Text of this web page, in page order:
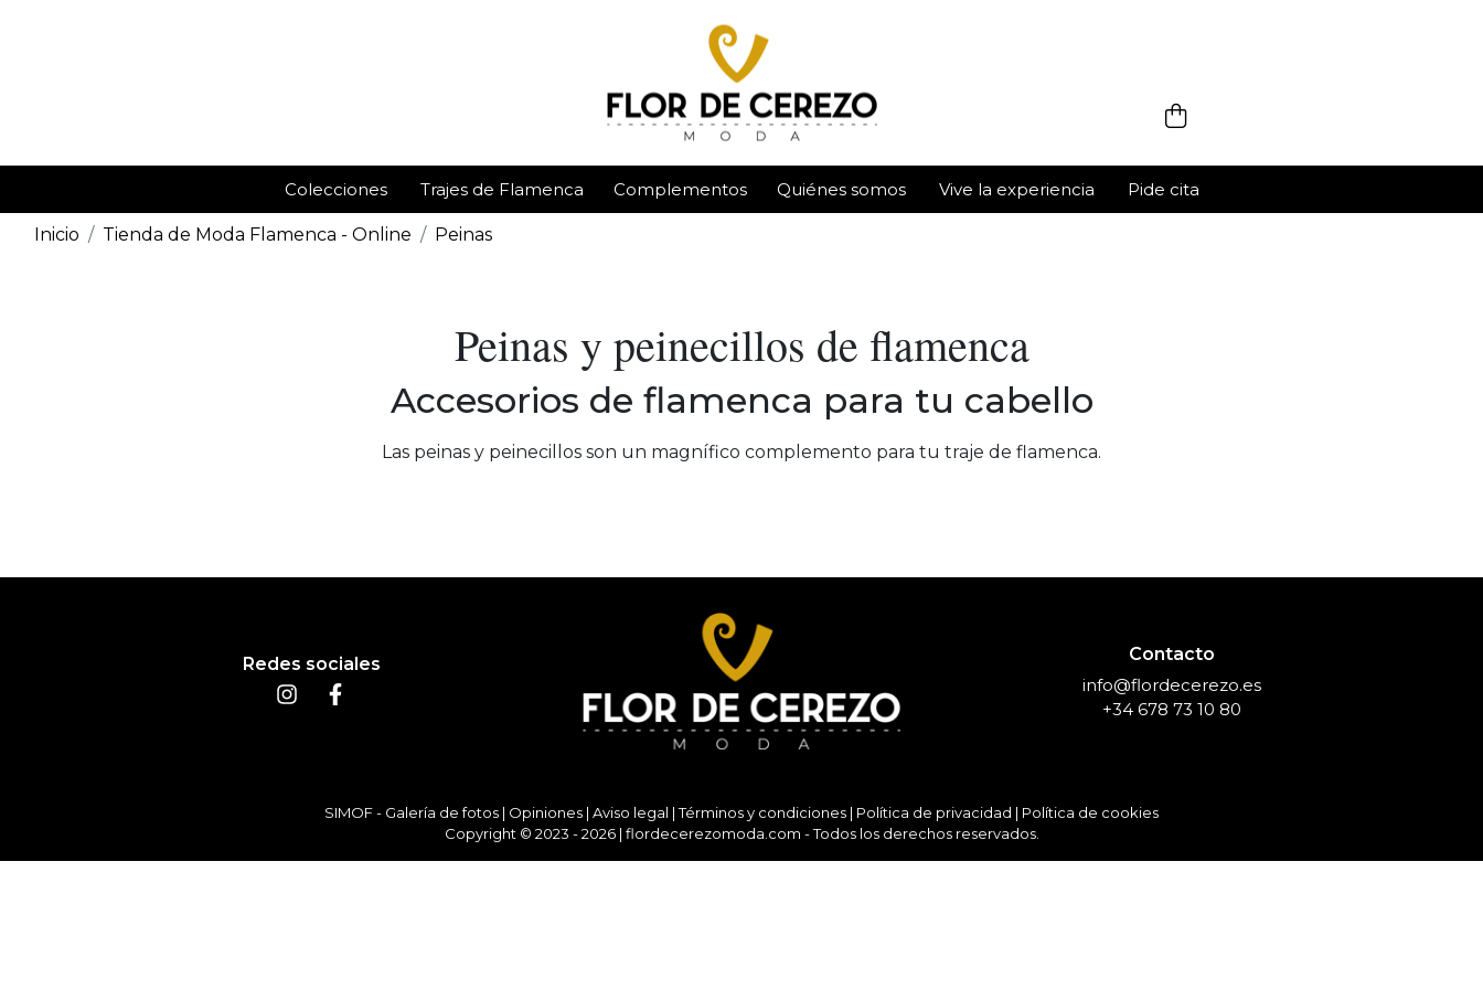
Colecciones Trajes de Flamenca Complementos Quiénes somos Vive la experiencia Pide cita
Inicio Tienda de Moda Flamenca - Online Peinas
Peinas y peinecillos de flamenca
Accesorios de flamenca para tu cabello
Las peinas y peinecillos son un magnífico complemento para tu traje de flamenca.
Redes sociales
Contacto
info@flordecerezo.es
+34 678 73 10 80
SIMOF - Galería de fotos | Opiniones | Aviso legal |Términos y condiciones | Política de privacidad | Política de cookies
Copyright © 2023 - 2026 | flordecerezomoda.com - Todos los derechos reservados.